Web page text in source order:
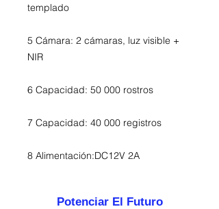
templado
5 Cámara: 2 cámaras, luz visible +
NIR
6 Capacidad: 50 000 rostros
7 Capacidad: 40 000 registros
8 Alimentación:DC12V 2A
Potenciar El Futuro